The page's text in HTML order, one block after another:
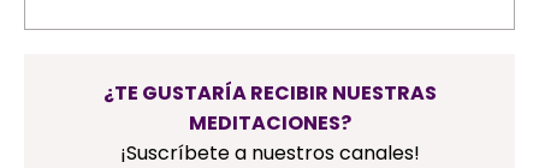
¿TE GUSTARÍA RECIBIR NUESTRAS
MEDITACIONES?
¡Suscríbete a nuestros canales!